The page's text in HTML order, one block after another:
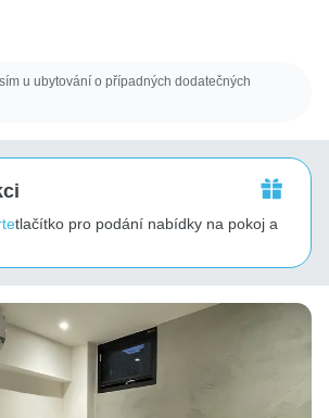
u ubytování o případných dodatečných
tlačítko pro podání nabídky na pokoj a